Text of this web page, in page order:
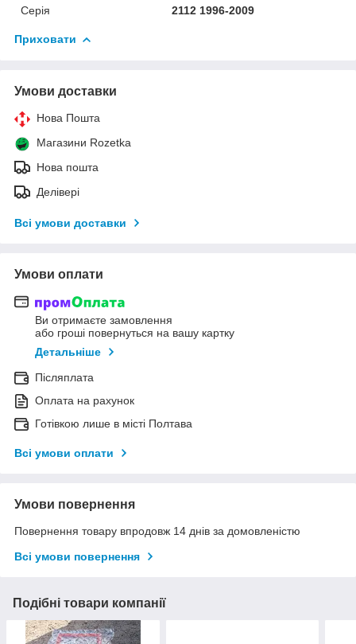
Серія
2112 1996-2009
Приховати
Умови доставки
Нова Пошта
Магазини Rozetka
Нова пошта
Делівері
Всі умови доставки
Умови оплати
Ви отримаєте замовлення
або гроші повернуться на вашу картку
Детальніше
Післяплата
Оплата на рахунок
Готівкою лише в місті Полтава
Всі умови оплати
Умови повернення
Повернення товару впродовж 14 днів за домовленістю
Всі умови повернення
Подібні товари компанії